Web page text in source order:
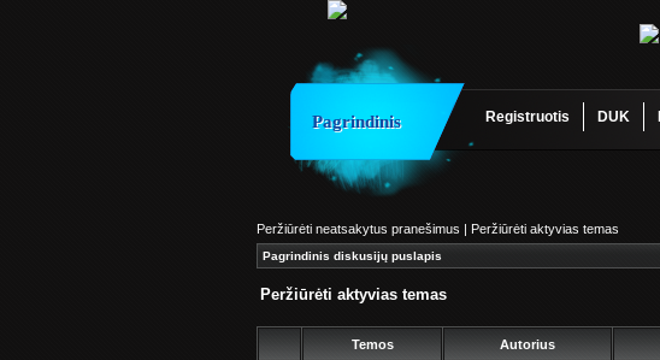
Pagrindinis Registruotis DUK
Peržiūrėti neatsakytus pranešimus | Peržiūrėti aktyvias temas
Pagrindinis diskusijų puslapis
Peržiūrėti aktyvias temas
Temos Autorius